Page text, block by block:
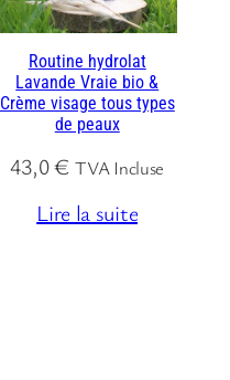
Routine hydrolat
Lavande Vraie bio &
Crème visage tous types
de peaux
43,0€ TVA Incluse
Lire la suite